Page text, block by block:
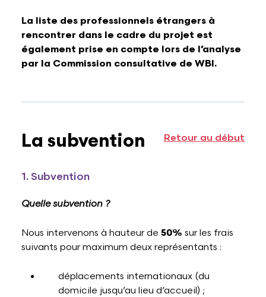
La liste des professionnels étrangers à
rencontrer dans le cadre du projet est
également prise en compte lors de l’analyse
par la Commission consultative de WBI.
Retour au début
La subvention
1. Subvention
Quelle subvention ?
Nous intervenons à hauteur de 50% sur les frais
suivants pour maximum deux représentants :
déplacements internationaux (du
domicile jusqu’au lieu d’accueil) ;